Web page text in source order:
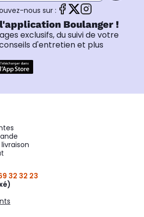
nous sur :
Boulanger !
exclusifs, du suivi de votre
d'entretien et plus
32 32 23